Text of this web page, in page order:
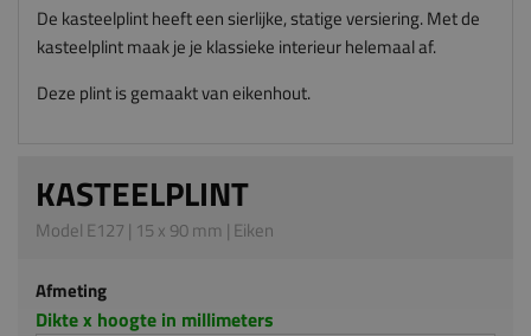
De kasteelplint heeft een sierlijke, statige versiering. Met de
kasteelplint maak je je klassieke interieur helemaal af.
Deze plint is gemaakt van eikenhout.
KASTEELPLINT
Model E127 | 15 x 90 mm | Eiken
Afmeting
Dikte x hoogte in millimeters